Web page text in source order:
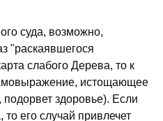
суда, возможно,
"раскаявшегося
слабого Дерева, то к
истощающее
здоровье). Если
то его случай привлечет